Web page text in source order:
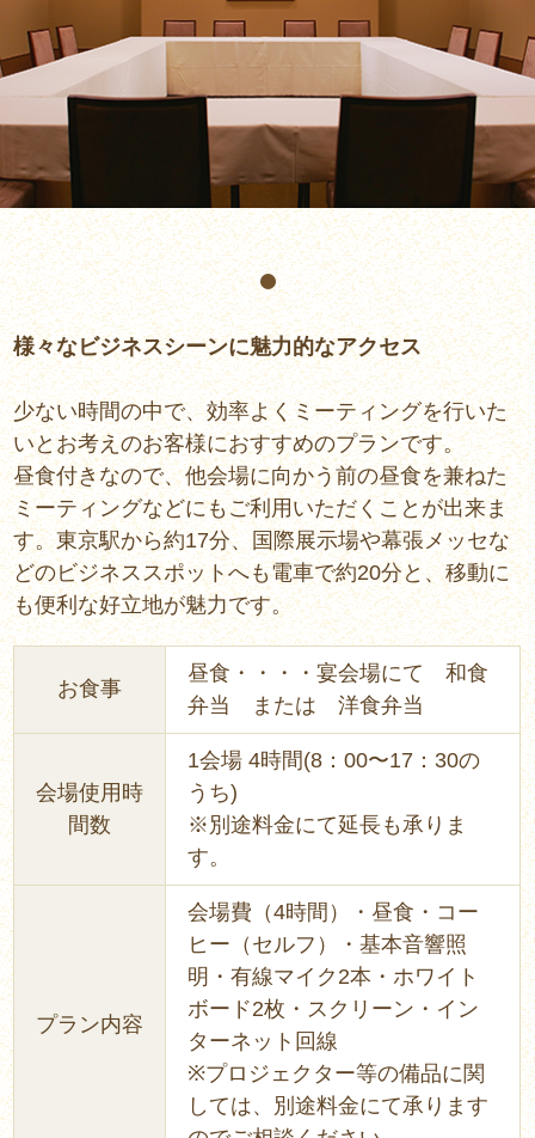
様々なビジネスシーンに魅力的なアクセス
少ない時間の中で、効率よくミーティングを行いた
いとお考えのお客様におすすめのプランです。
昼食付きなので、他会場に向かう前の昼食を兼ねた
ミーティングなどにもご利用いただくことが出来ま
す。東京駅から約17分、国際展示場や幕張メッセな
どのビジネススポットへも電車で約20分と、移動に
も便利な好立地が魅力です。
お食事
昼食・・・・宴会場にて 和食
弁当 または 洋食弁当
会場使用時
間数
1会場 4時間(8：00〜17：30の
うち)
※別途料金にて延長も承りま
す。
プラン内容
会場費（4時間）・昼食・コー
ヒー（セルフ）・基本音響照
明・有線マイク2本・ホワイト
ボード2枚・スクリーン・イン
ターネット回線
※プロジェクター等の備品に関
しては、別途料金にて承ります